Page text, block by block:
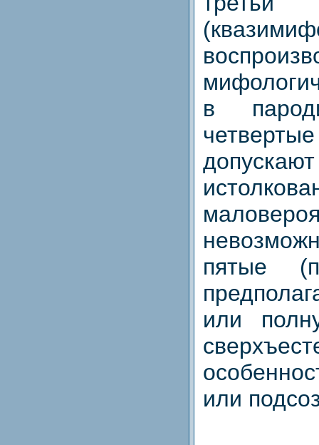
в
пятые
или
или